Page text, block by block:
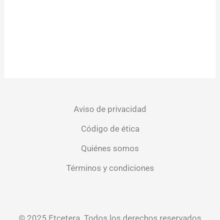
Aviso de privacidad
Código de ética
Quiénes somos
Términos y condiciones
© 2025 Etcetera. Todos los derechos reservados